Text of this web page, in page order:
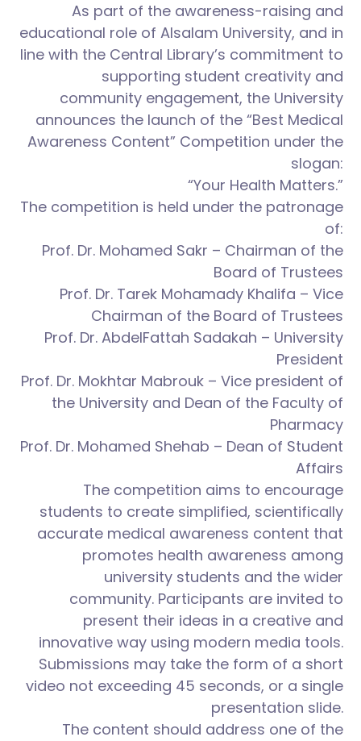
As part of the awareness-raising and
educational role of Alsalam University, and in
line with the Central Library’s commitment to
supporting student creativity and
community engagement, the University
announces the launch of the “Best Medical
Awareness Content” Competition under the
slogan:
“Your Health Matters.”
The competition is held under the patronage
of:
Prof. Dr. Mohamed Sakr – Chairman of the
Board of Trustees
Prof. Dr. Tarek Mohamady Khalifa – Vice
Chairman of the Board of Trustees
Prof. Dr. AbdelFattah Sadakah – University
President
Prof. Dr. Mokhtar Mabrouk – Vice president of
the University and Dean of the Faculty of
Pharmacy
Prof. Dr. Mohamed Shehab – Dean of Student
Affairs
The competition aims to encourage
students to create simplified, scientifically
accurate medical awareness content that
promotes health awareness among
university students and the wider
community. Participants are invited to
present their ideas in a creative and
innovative way using modern media tools.
Submissions may take the form of a short
video not exceeding 45 seconds, or a single
presentation slide.
The content should address one of the